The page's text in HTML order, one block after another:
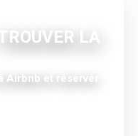
LA
Airbnb et réserver